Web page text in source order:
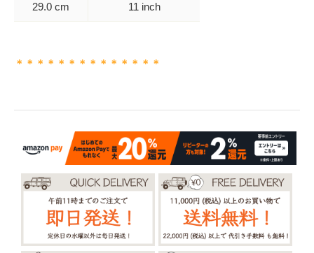
29.0 cm 11 inch
＊＊＊＊＊＊＊＊＊＊＊＊＊＊